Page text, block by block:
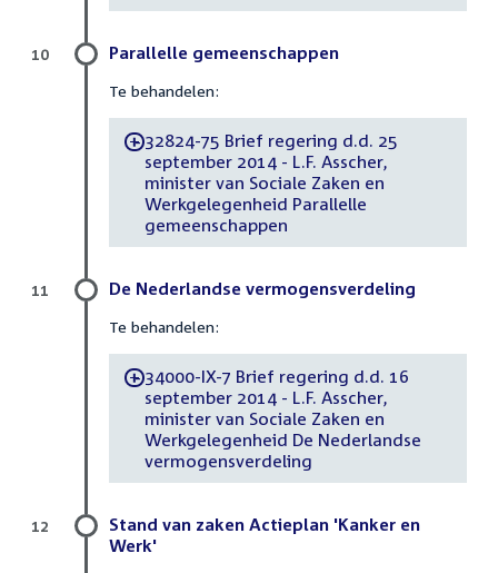
Parallelle gemeenschappen
Te behandelen:
-32824-75 Brief regering d.d. 25
september 2014 - L.F. Asscher,
minister van Sociale Zaken en
Werkgelegenheid Parallelle
gemeenschappen
10
De Nederlandse vermogensverdeling
Te behandelen:
-34000-IX-7 Brief regering d.d. 16
september 2014 - L.F. Asscher,
minister van Sociale Zaken en
Werkgelegenheid De Nederlandse
vermogensverdeling
11
Stand van zaken Actieplan 'Kanker en
Werk'
12